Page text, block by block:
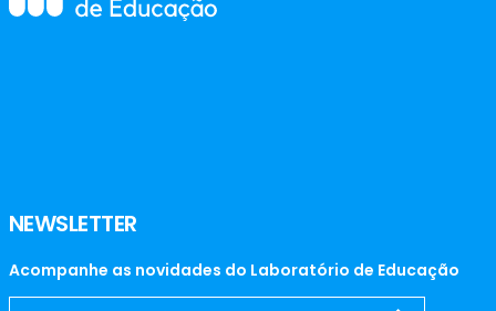
NEWSLETTER
Acompanhe as novidades do Laboratório de Educação